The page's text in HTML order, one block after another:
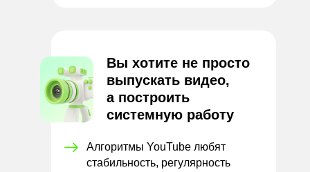
Вы хотите не просто
выпускать видео,
а построить
системную работу
Алгоритмы YouTube любят
стабильность, регулярность